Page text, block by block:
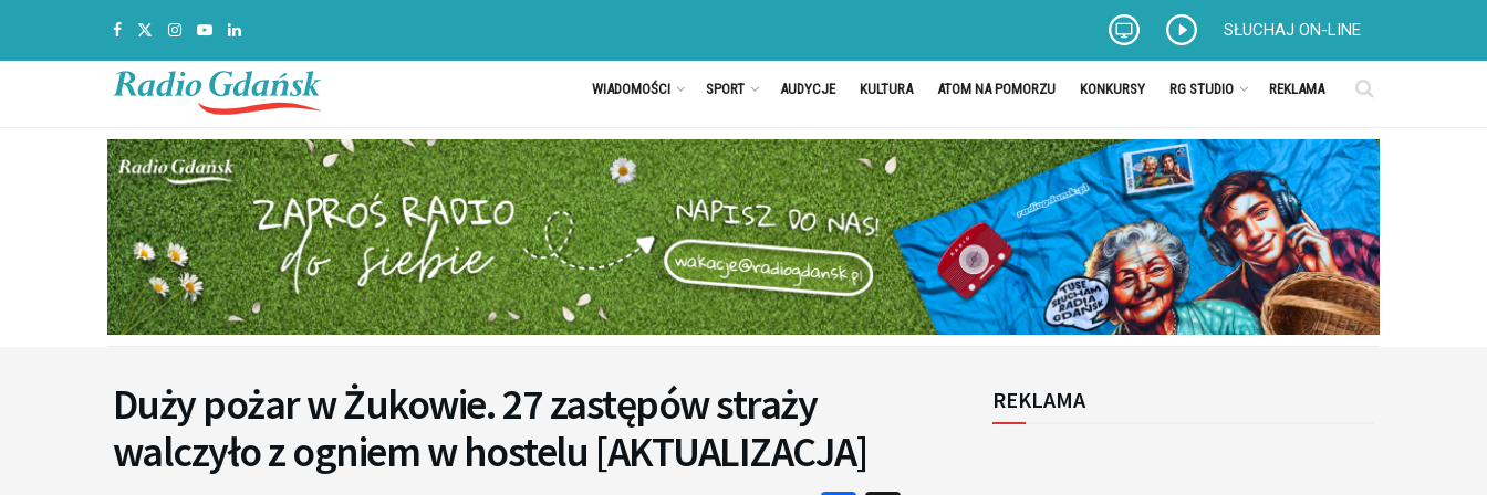
SŁUCHAJ ON-LINE
WIADOMOŚCI SPORT AUDYCJE KULTURA ATOM NA POMORZU KONKURSY RG STUDIO REKLAMA
Duży pożar w Żukowie. 27 zastępów straży
walczyło z ogniem w hostelu [AKTUALIZACJA]
REKLAMA